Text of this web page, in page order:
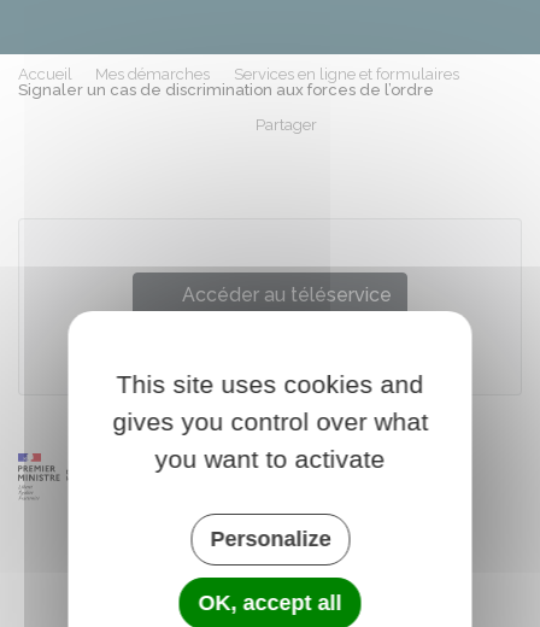
Accueil Mes démarches
Services en ligne et formulaires
Signaler un cas de discrimination aux forces de l’ordre
Partager
Accéder au téléservice
This site uses cookies and
gives you control over what
you want to activate
Personalize
OK, accept all